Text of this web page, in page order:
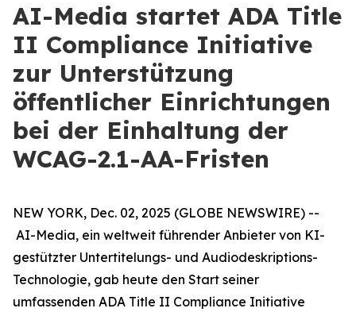
AI-Media startet ADA Title
II Compliance Initiative
zur Unterstützung
öffentlicher Einrichtungen
bei der Einhaltung der
WCAG-2.1-AA-Fristen
NEW YORK, Dec. 02, 2025 (GLOBE NEWSWIRE) --
AI-Media, ein weltweit führender Anbieter von KI-
gestützter Untertitelungs- und Audiodeskriptions-
Technologie, gab heute den Start seiner
umfassenden ADA Title II Compliance Initiative